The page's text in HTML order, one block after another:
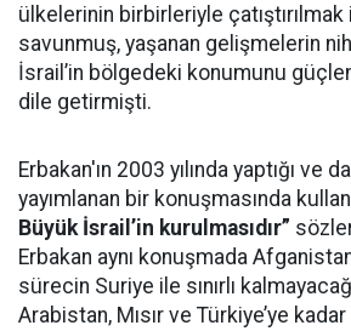
ülkelerinin birbirleriyle
savunmuş, yaşanan gelişmelerin
İsrail’in bölgedeki konumunu
dile getirmişti.
Erbakan'ın 2003 yılında yaptığı ve
yayımlanan bir konuşmasında
Büyük İsrail’in kurulmasıdır”
Erbakan aynı konuşmada
sürecin Suriye ile sınırlı
Arabistan, Mısır ve Türkiye’ye kadar